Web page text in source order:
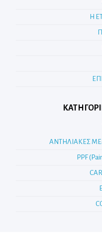
Η
ΑΝΤΗΛΙΑΚΕΣ
PPF